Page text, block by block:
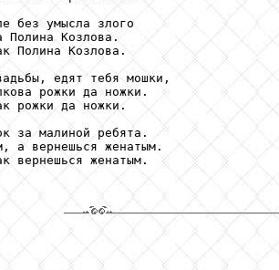
без умысла злого
Полина Козлова.
Полина Козлова.
едят тебя мошки,
рожки да ножки.
рожки да ножки.
за малиной ребята.
а вернешься женатым.
вернешься женатым.